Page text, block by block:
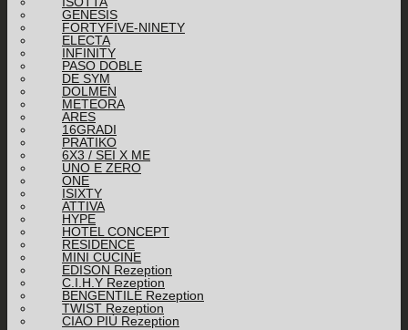
GENESIS
FORTYFIVE-NINETY
ELECTA
INFINITY
PASO DOBLE
DE SYM
DOLMEN
METEORA
ARES
16GRADI
PRATIKO
6X3 / SEI X ME
UNO E ZERO
ONE
ISIXTY
ATTIVA
HYPE
HOTEL CONCEPT
RESIDENCE
MINI CUCINE
EDISON Rezeption
C.I.H.Y Rezeption
BENGENTILE Rezeption
TWIST Rezeption
CIAO PIÙ Rezeption